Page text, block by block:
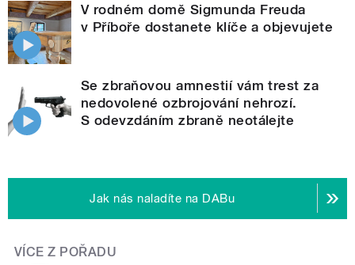
V rodném domě Sigmunda Freuda
v Příboře dostanete klíče a objevujete
Se zbraňovou amnestií vám trest za
nedovolené ozbrojování nehrozí.
S odevzdáním zbraně neotálejte
Jak nás naladíte na DABu
VÍCE Z POŘADU